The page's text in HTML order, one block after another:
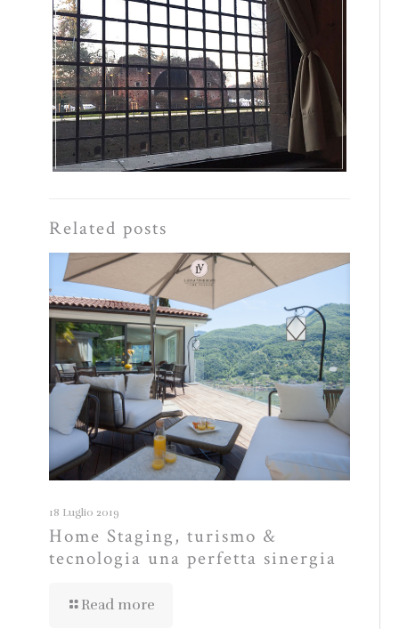
Related posts
18 Luglio 2019
Home Staging, turismo &
tecnologia una perfetta sinergia
Read more